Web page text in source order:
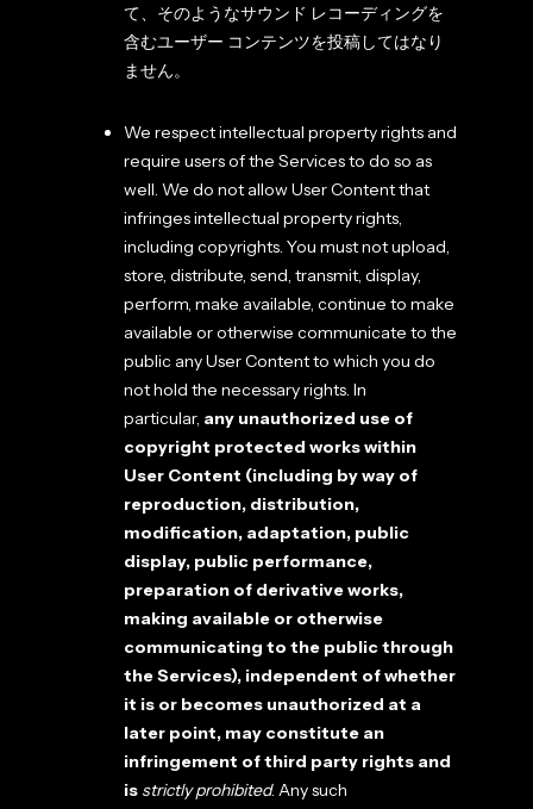
て、そのようなサウンド レコーディングを
含むユーザー コンテンツを投稿してはなり
ません。
We respect intellectual property rights and
require users of the Services to do so as
well. We do not allow User Content that
infringes intellectual property rights,
including copyrights. You must not upload,
store, distribute, send, transmit, display,
perform, make available, continue to make
available or otherwise communicate to the
public any User Content to which you do
not hold the necessary rights. In
particular, any unauthorized use of
copyright protected works within
User Content (including by way of
reproduction, distribution,
modification, adaptation, public
display, public performance,
preparation of derivative works,
making available or otherwise
communicating to the public through
the Services), independent of whether
it is or becomes unauthorized at a
later point, may constitute an
infringement of third party rights and
is strictly prohibited. Any such